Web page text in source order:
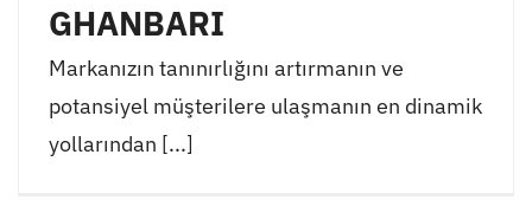
GHANBARI
Markanızın tanınırlığını artırmanın ve
potansiyel müşterilere ulaşmanın en dinamik
yollarından [...]